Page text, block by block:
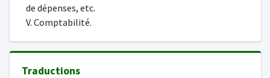
de dépenses, etc.
V. Comptabilité.
Traductions